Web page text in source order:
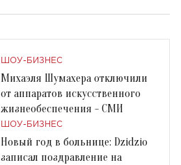
ШОУ-БИЗНЕС
Михаэля Шумахера отключили
от аппаратов искусственного
жизнеобеспечения - СМИ
ШОУ-БИЗНЕС
Новый год в больнице: Dzidzio
записал поздравление на